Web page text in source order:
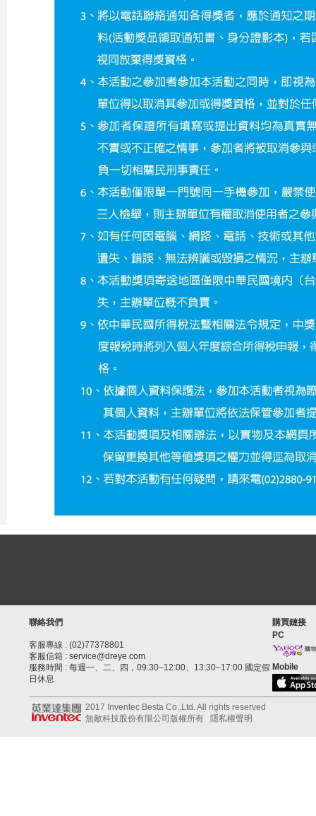
聯絡我們
客服專線 : (02)77378801
客服信箱 : service@dreye.com
服務時間 : 每週一、二、四，09:30–12:00、13:30–17:00 國定假
日休息
購買鏈接
PC
Mobile
2017 Inventec Besta Co.,Ltd. All rights reserved
無敵科技股份有限公司版權所有
隱私權聲明